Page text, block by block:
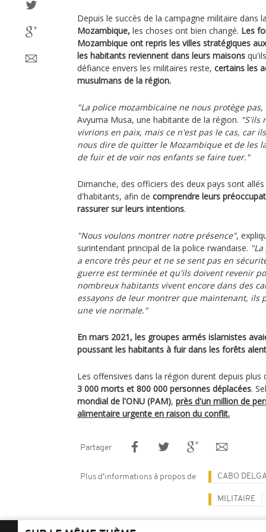
Depuis le succès de la campagne militaire dans
Mozambique, les choses ont bien changé. Les
Mozambique ont repris les villes stratégiques
les habitants reviennent dans leurs maisons
défiance envers les militaires reste, certains les
musulmans de la région.
"La police mozambicaine ne nous protège
Avyuma Musa, une habitante de la région. "S'ils
vivrions en paix, mais ce n'est pas le cas, car
nous dire de quitter le Mozambique et de les
de fuir et de voir nos enfants se faire tuer."
Dimanche, des officiers des deux pays sont
d'habitants, afin de comprendre leurs
rassurer sur leurs intentions.
"Nous voulons montrer notre présence",
surintendant principal de la police rwandaise.
a encore très peur et ne se sent pas en
guerre est terminée et qu'ils doivent revenir
nombreux habitants vivent encore dans des
essayons de leur montrer que maintenant, ils
une vie normale."
En mars 2021, les groupes armés islamistes
poussant les habitants à fuir dans les forêts
Les offensives dans la région durent depuis plus
3 000 morts et 800 000 personnes déplacées.
mondial de l'ONU (PAM), près d'un million de
alimentaire urgente en raison du conflit.
Partager
Plus d'informations à propos de CABO
MILITAIRE